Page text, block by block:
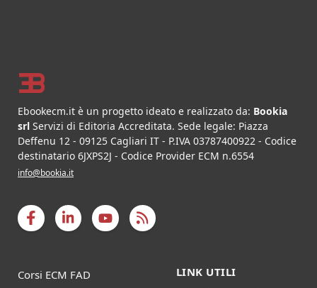
Ebookecm.it è un progetto ideato e realizzato da: Bookia
srl Servizi di Editoria Accreditata. Sede legale: Piazza
Deffenu 12 - 09125 Cagliari IT - P.IVA 03787400922 - Codice
destinatario 6JXPS2J - Codice Provider ECM n.6554
info@bookia.it
Corsi ECM FAD
LINK UTILI